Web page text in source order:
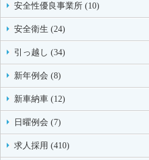
安全性優良事業所 (10)
安全衛生 (24)
引っ越し (34)
新年例会 (8)
新車納車 (12)
日曜例会 (7)
求人採用 (410)